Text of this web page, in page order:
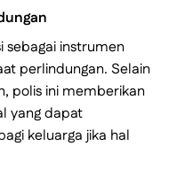
sebagai instrumen
perlindungan. Selain
polis ini memberikan
yang dapat
keluarga jika hal